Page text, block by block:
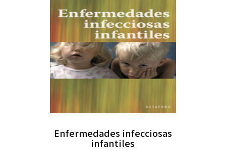
Enfermedades infecciosas
infantiles